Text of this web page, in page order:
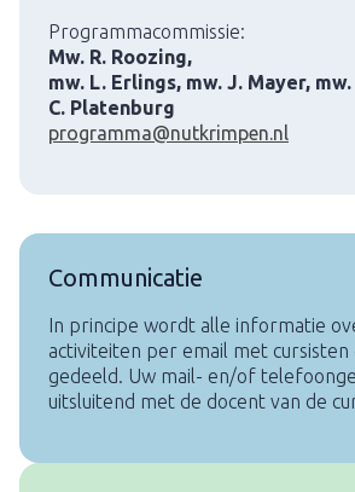
Programmacommissie:
Mw. R. Roozing,
mw. L. Erlings, mw. J. Mayer,
C. Platenburg
programma@nutkrimpen.nl
Communicatie
In principe wordt alle informatie
activiteiten per email met
gedeeld. Uw mail- en/of
uitsluitend met de docent van de